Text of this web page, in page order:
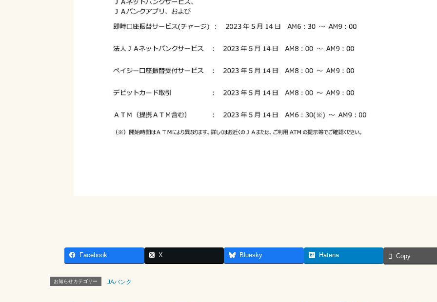
Facebook X Bluesky Hatena Copy
お知らせカテゴリー JAバンク